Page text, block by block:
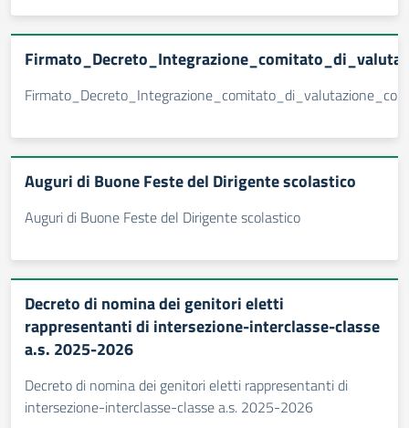
Auguri di Buone Feste del Dirigente scolastico
Auguri di Buone Feste del Dirigente scolastico
Decreto di nomina dei genitori eletti
rappresentanti di intersezione-interclasse-classe
a.s. 2025-2026
Decreto di nomina dei genitori eletti rappresentanti di
intersezione-interclasse-classe a.s. 2025-2026